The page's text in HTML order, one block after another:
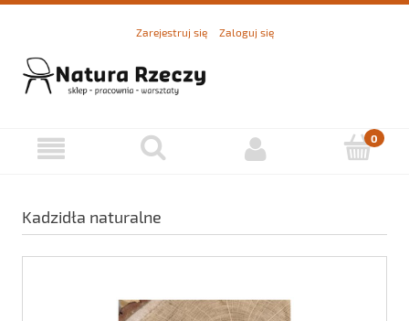
Zarejestruj się Zaloguj się
Kadzidła naturalne